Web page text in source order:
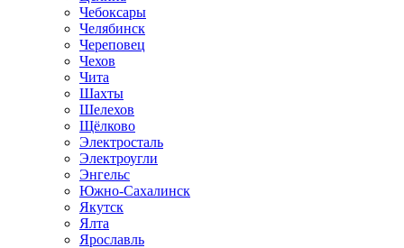
Чебоксары
Челябинск
Череповец
Чехов
Чита
Шахты
Шелехов
Щёлково
Электросталь
Электроугли
Энгельс
Южно-Сахалинск
Якутск
Ялта
Ярославль